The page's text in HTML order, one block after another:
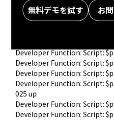
無料デモを試す お
Developer Function: Script:
Developer Function: Script:
Developer Function: Script:
Developer Function: Script:
Developer Function: Script:
025 up
Developer Function: Script:
Developer Function: Script: